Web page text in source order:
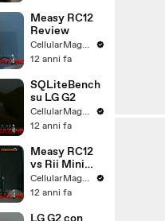
Measy RC12
Review
CellularMagazine
12 anni fa
SQLiteBench
su LG G2
CellularMagazine
12 anni fa
Measy RC12
vs Rii Mini
Elegance
Wireless
CellularMagazine
12 anni fa